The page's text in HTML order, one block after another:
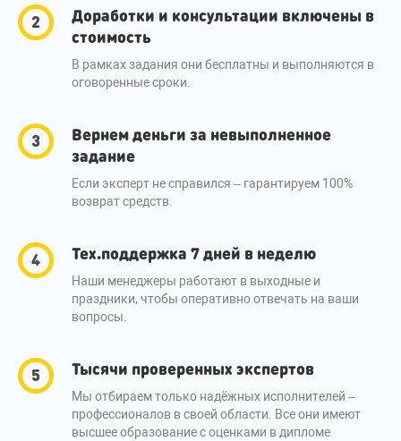
Доработки и консультации включены в
стоимость
В рамках задания они бесплатны и выполняются в
оговоренные сроки.
Вернем деньги за невыполненное
задание
Если эксперт не справился – гарантируем 100%
возврат средств.
Тех.поддержка 7 дней в неделю
Наши менеджеры работают в выходные и
праздники, чтобы оперативно отвечать на ваши
вопросы.
Тысячи проверенных экспертов
Мы отбираем только надёжных исполнителей –
профессионалов в своей области. Все они имеют
высшее образование с оценками в дипломе